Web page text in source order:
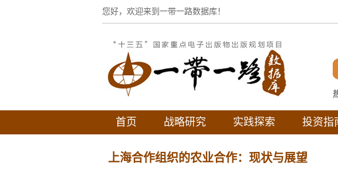
您好，欢迎来到一带一路数据库！
首页 战略研究 实践探索 投资指
上海合作组织的农业合作：现状与展望